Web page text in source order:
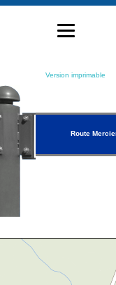
Version imprimable
Route